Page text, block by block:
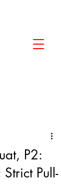
P2:
Pull-